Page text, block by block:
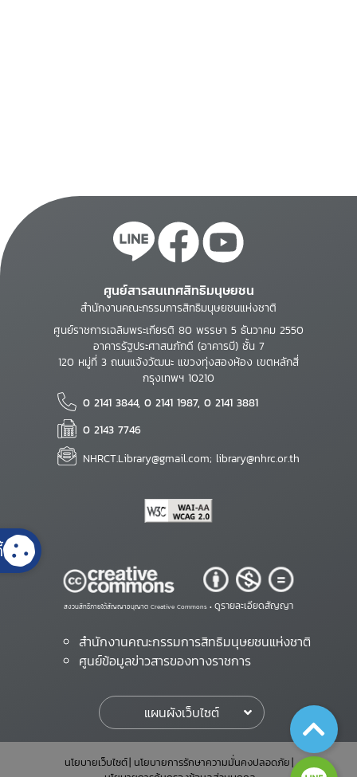
ศูนย์สารสนเทศสิทธิมนุษยชน
สำนักงานคณะกรรมการสิทธิมนุษยชนแห่งชาติ
ศูนย์ราชการเฉลิมพระเกียรติ 80 พรรษา 5 ธันวาคม 2550
อาคารรัฐประศาสนภักดี (อาคารบี) ชั้น 7
120 หมู่ที่ 3 ถนนแจ้งวัฒนะ แขวงทุ่งสองห้อง เขตหลักสี่
กรุงเทพฯ 10210
0 2141 3844, 0 2141 1987, 0 2141 3881
0 2143 7746
NHRCT.Library@gmail.com; library@nhrc.or.th
สงวนสิทธิ์ภายใต้สัญญาอนุญาต Creative Commons • ดูรายละเอียดสัญญา
สำนักงานคณะกรรมการสิทธิมนุษยชนแห่งชาติ
ศูนย์ข้อมูลข่าวสารของทางราชการ
แผนผังเว็บไซต์
นโยบายเว็บไซต์ นโยบายการรักษาความมั่นคงปลอดภัย